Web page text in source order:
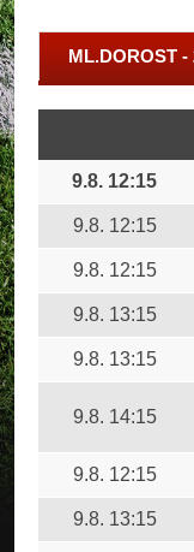
ML.DOROST
9.8. 12:15
9.8. 12:15
9.8. 12:15
9.8. 13:15
9.8. 13:15
9.8. 14:15
9.8. 12:15
9.8. 13:15